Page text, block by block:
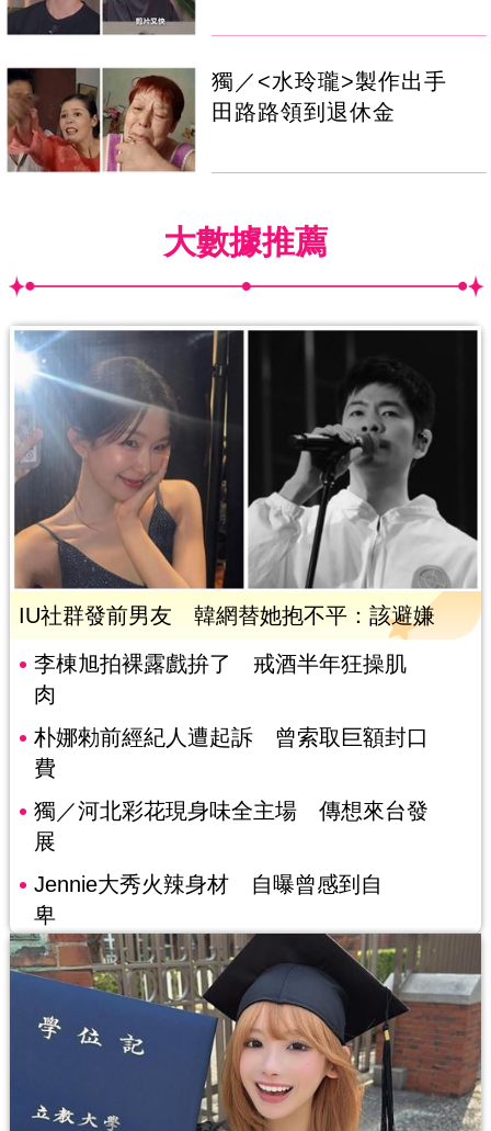
獨／<水玲瓏>製作出手
田路路領到退休金
大數據推薦
IU社群發前男友 韓網替她抱不平：該避嫌
李棟旭拍裸露戲拚了 戒酒半年狂操肌
肉
朴娜勑前經紀人遭起訴 曾索取巨額封口
費
獨／河北彩花現身味全主場 傳想來台發
展
Jennie大秀火辣身材 自曝曾感到自
卑